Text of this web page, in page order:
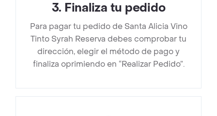
3. Finaliza tu pedido
Para pagar tu pedido de Santa Alicia Vino
Tinto Syrah Reserva debes comprobar tu
dirección, elegir el método de pago y
finaliza oprimiendo en “Realizar Pedido”.